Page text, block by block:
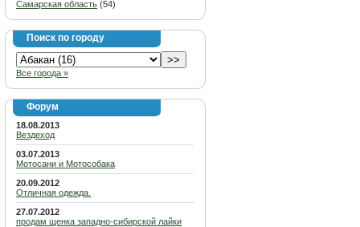
Самарская область (54)
Поиск по городу
Все города »
Форум
18.08.2013
Вездеход
03.07.2013
Мотосани и Мотособака
20.09.2012
Отличная одежда.
27.07.2012
продам щенка западно-сибирской лайки